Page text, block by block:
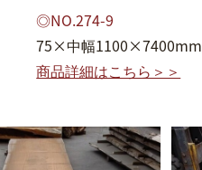
◎NO.274-9
75×中幅1100×7400mm
商品詳細はこちら＞＞